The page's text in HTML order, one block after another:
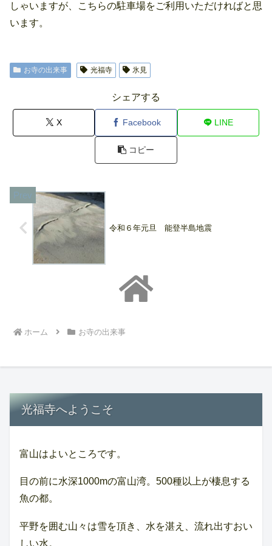
しゃいますが、こちらの駐車場をご利用いただければと思
います。
お寺の出来事 光福寺 氷見
シェアする
X Facebook LINE
コピー
令和６年元旦 能登半島地震
ホーム お寺の出来事
光福寺へようこそ
富山はよいところです。
目の前に水深1000mの富山湾。500種以上が棲息する
魚の都。
平野を囲む山々は雪を頂き、水を湛え、流れ出すおい
しい水。